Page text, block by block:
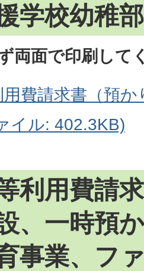
学校幼稚
両面で印刷して
費請求書（預
イル: 402.3KB)
利用費請
、一時預
事業、フ